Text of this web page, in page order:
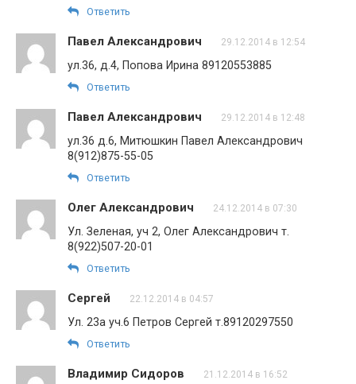
Ответить
Павел Александрович 29.12.2014 в 12:54
ул.36, д.4, Попова Ирина 89120553885
Ответить
Павел Александрович 29.12.2014 в 12:48
ул.36 д.6, Митюшкин Павел Александрович
8(912)875-55-05
Ответить
Олег Александрович 24.12.2014 в 07:30
Ул. Зеленая, уч 2, Олег Александрович т.
8(922)507-20-01
Ответить
Сергей 22.12.2014 в 04:57
Ул. 23а уч.6 Петров Сергей т.89120297550
Ответить
Владимир Сидоров 21.12.2014 в 16:52